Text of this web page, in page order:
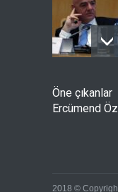
Öne çıkanlar
Ercümend
2018 ©